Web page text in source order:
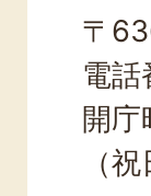
〒
電
開
（